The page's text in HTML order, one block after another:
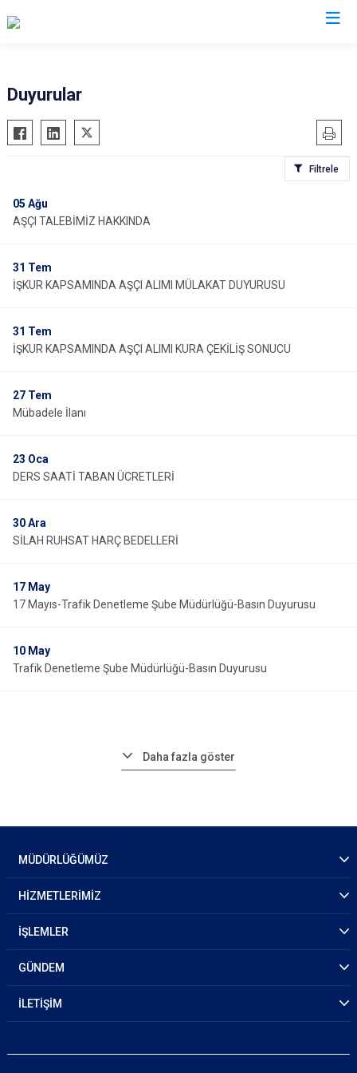
Duyurular
Filtrele
05 Ağu
AŞÇI TALEBİMİZ HAKKINDA
31 Tem
İŞKUR KAPSAMINDA AŞÇI ALIMI MÜLAKAT DUYURUSU
31 Tem
İŞKUR KAPSAMINDA AŞÇI ALIMI KURA ÇEKİLİŞ SONUCU
27 Tem
Mübadele İlanı
23 Oca
DERS SAATİ TABAN ÜCRETLERİ
30Ara
SİLAH RUHSAT HARÇ BEDELLERİ
17 May
17 Mayıs-Trafik Denetleme Şube Müdürlüğü-Basın Duyurusu
10 May
Trafik Denetleme Şube Müdürlüğü-Basın Duyurusu
Daha fazla göster
MÜDÜRLÜĞÜMÜZ
HİZMETLERİMİZ
İŞLEMLER
GÜNDEM
İLETİŞİM